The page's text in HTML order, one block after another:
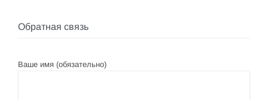
Обратная связь
Ваше имя (обязательно)